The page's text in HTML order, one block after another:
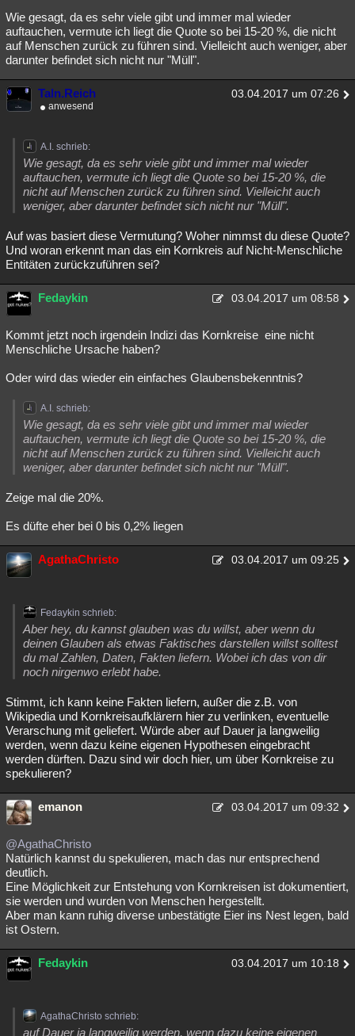
Wie gesagt, da es sehr viele gibt und immer mal wieder
auftauchen, vermute ich liegt die Quote so bei 15-20 %, die nicht
auf Menschen zurück zu führen sind. Vielleicht auch weniger, aber
darunter befindet sich nicht nur "Müll".
Taln.Reich 03.04.2017 um 07:26
anwesend
A.I. schrieb:
Wie gesagt, da es sehr viele gibt und immer mal wieder
auftauchen, vermute ich liegt die Quote so bei 15-20 %, die
nicht auf Menschen zurück zu führen sind. Vielleicht auch
weniger, aber darunter befindet sich nicht nur "Müll".
Auf was basiert diese Vermutung? Woher nimmst du diese Quote?
Und woran erkennt man das ein Kornkreis auf Nicht-Menschliche
Entitäten zurückzuführen sei?
Fedaykin 03.04.2017 um 08:58
Kommt jetzt noch irgendein Indizi das Kornkreise eine nicht
Menschliche Ursache haben?
Oder wird das wieder ein einfaches Glaubensbekenntnis?
A.I. schrieb:
Wie gesagt, da es sehr viele gibt und immer mal wieder
auftauchen, vermute ich liegt die Quote so bei 15-20 %, die
nicht auf Menschen zurück zu führen sind. Vielleicht auch
weniger, aber darunter befindet sich nicht nur "Müll".
Zeige mal die 20%.
Es düfte eher bei 0 bis 0,2% liegen
AgathaChristo 03.04.2017 um 09:25
Fedaykin schrieb:
Aber hey, du kannst glauben was du willst, aber wenn du
deinen Glauben als etwas Faktisches darstellen willst solltest
du mal Zahlen, Daten, Fakten liefern. Wobei ich das von dir
noch nirgenwo erlebt habe.
Stimmt, ich kann keine Fakten liefern, außer die z.B. von
Wikipedia und Kornkreisaufklärern hier zu verlinken, eventuelle
Verarschung mit geliefert. Würde aber auf Dauer ja langweilig
werden, wenn dazu keine eigenen Hypothesen eingebracht
werden dürften. Dazu sind wir doch hier, um über Kornkreise zu
spekulieren?
emanon 03.04.2017 um 09:32
@AgathaChristo
Natürlich kannst du spekulieren, mach das nur entsprechend
deutlich.
Eine Möglichkeit zur Entstehung von Kornkreisen ist dokumentiert,
sie werden und wurden von Menschen hergestellt.
Aber man kann ruhig diverse unbestätigte Eier ins Nest legen, bald
ist Ostern.
Fedaykin 03.04.2017 um 10:18
AgathaChristo schrieb:
auf Dauer ja langweilig werden, wenn dazu keine eigenen